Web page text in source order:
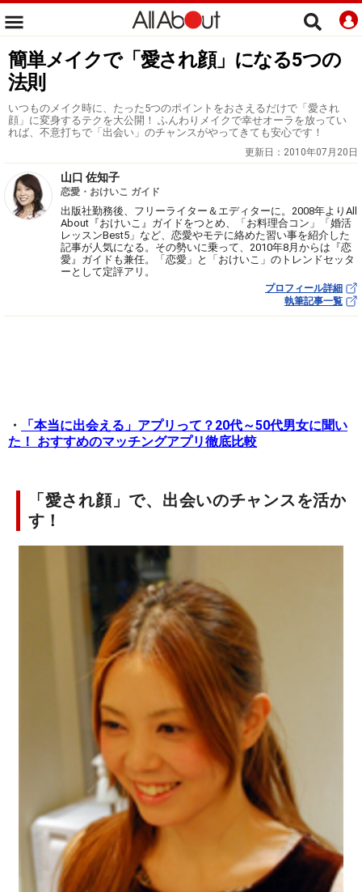
簡単メイクで「愛され顔」になる5つの
法則
いつものメイク時に、たった5つのポイントをおさえるだけで「愛され
顔」に変身するテクを大公開！ ふんわりメイクで幸せオーラを放ってい
れば、不意打ちで「出会い」のチャンスがやってきても安心です！
更新日： 2010年07月20日
山口 佐知子
恋愛・おけいこ ガイド
出版社勤務後、フリーライター＆エディターに。2008年よりAll
About『おけいこ』ガイドをつとめ、「お料理合コン」「婚活
レッスンBest5」など、恋愛やモテに絡めた習い事を紹介した
記事が人気になる。その勢いに乗って、2010年8月からは『恋
愛』ガイドも兼任。「恋愛」と「おけいこ」のトレンドセッタ
ーとして定評アリ。
プロフィール詳細
執筆記事一覧
・
「本当に出会える」アプリって？20代～50代男女に聞い
た！ おすすめのマッチングアプリ徹底比較
「愛され顔」で、出会いのチャンスを活か
す！